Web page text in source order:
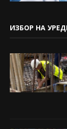
ИЗБОР НА